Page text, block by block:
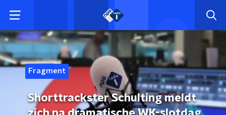
Fragment
Shorttrackster Schulting meldt